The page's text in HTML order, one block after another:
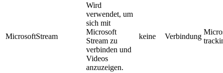
MicrosoftStream
Wird
verwendet, um
sich mit
Microsoft
Stream zu
verbinden und
Videos
anzuzeigen.
keine Verbindung